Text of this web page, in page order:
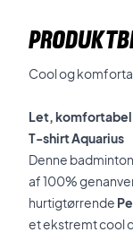
Cool og
Let,
T-shirt Aquarius
Denne
af 100%
hurtigtørrende
et ekstremt cool